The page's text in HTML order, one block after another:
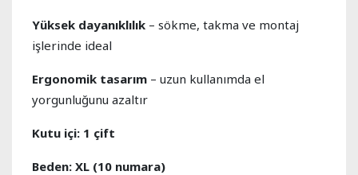
Yüksek dayanıklılık – sökme, takma ve montaj
işlerinde ideal
Ergonomik tasarım – uzun kullanımda el
yorgunluğunu azaltır
Kutu içi: 1 çift
Beden: XL (10 numara)